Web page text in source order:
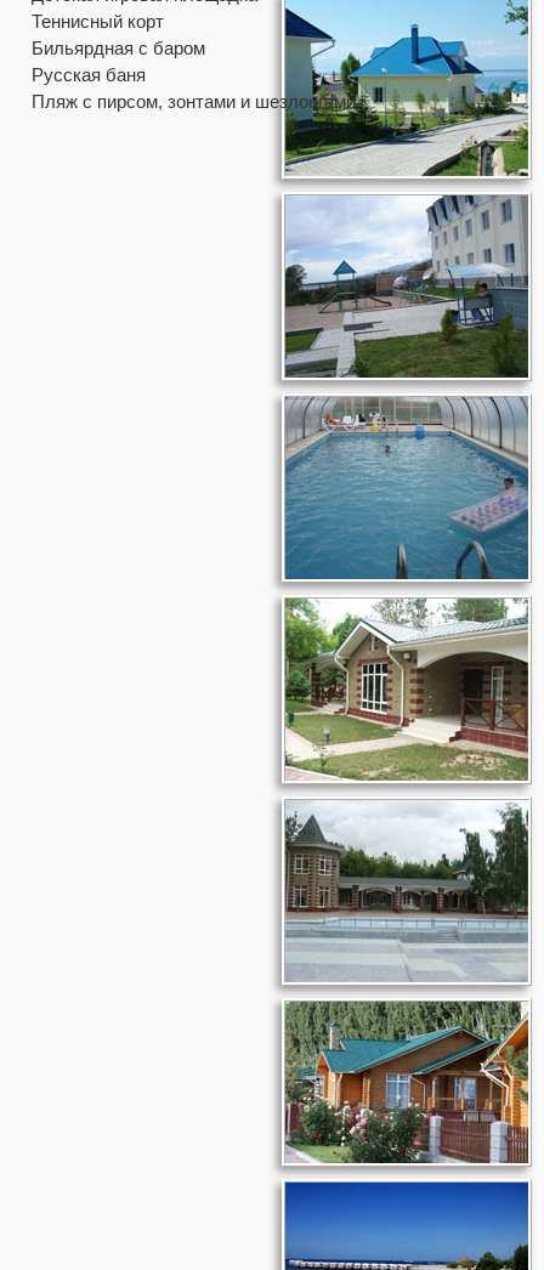
Теннисный корт
Бильярдная с баром
Русская баня
Пляж с пирсом, зонтами и шезлонгами